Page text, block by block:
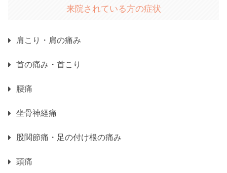
来院されている方の症状
肩こり・肩の痛み
首の痛み・首こり
腰痛
坐骨神経痛
股関節痛・足の付け根の痛み
頭痛